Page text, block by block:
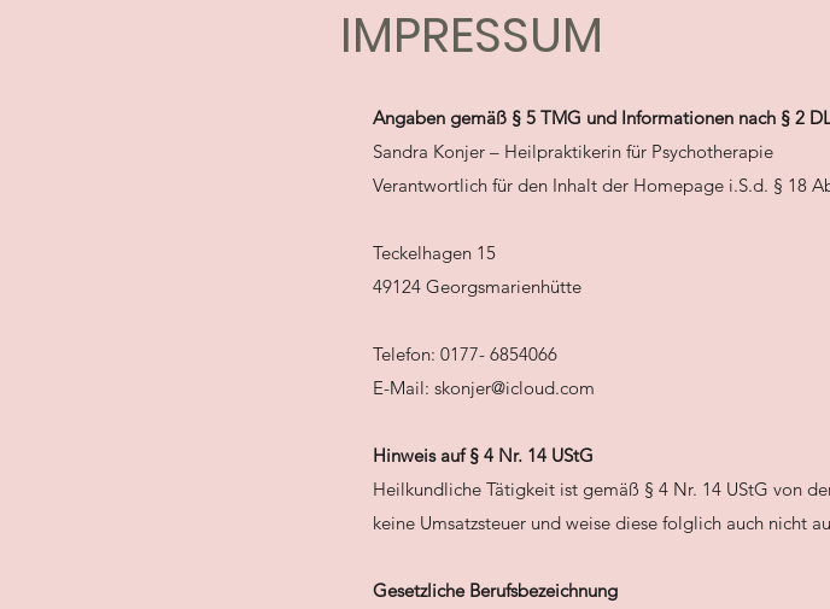
IMPRESSUM
Angaben gemäß § 5 TMG und Informationen nach § 2
Sandra Konjer – Heilpraktikerin für Psychotherapie
Verantwortlich für den Inhalt der Homepage i.S.d. § 18
Teckelhagen 15
49124 Georgsmarienhütte
Telefon: 0177- 6854066
E-Mail: skonjer@icloud.com
Hinweis auf § 4 Nr. 14 UStG
Heilkundliche Tätigkeit ist gemäß § 4 Nr. 14 UStG von
keine Umsatzsteuer und weise diese folglich auch nicht
Gesetzliche Berufsbezeichnung